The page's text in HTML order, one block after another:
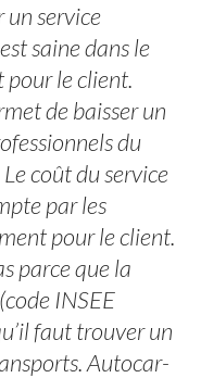
service
saine dans le
pour le client.
de baisser un
du
coût du service
par les
pour le client.
parce que la
INSEE
faut trouver un
Autocar-